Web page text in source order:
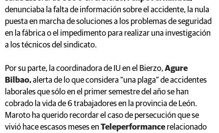
denunciaba la falta de información sobre el accidente, la nula
puesta en marcha de soluciones a los problemas de seguridad
en la fábrica o el impedimento para realizar una investigación
a los técnicos del sindicato.
Por su parte, la coordinadora de IU en el Bierzo, Agure
Bilbao,alerta de lo que considera “una plaga” de accidentes
laborales que sólo en el primer semestre del año se han
cobrado la vida de 6 trabajadores en la provincia de León.
Maroto ha querido recordar el caso de persecución que se
vivió hace escasos meses en Teleperformance relacionado